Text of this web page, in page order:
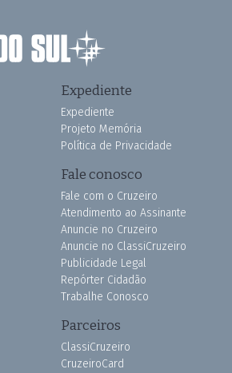
Expediente
Expediente
Projeto Memória
Política de Privacidade
Fale conosco
Fale com o Cruzeiro
Atendimento ao Assinante
Anuncie no Cruzeiro
Anuncie no ClassiCruzeiro
Publicidade Legal
Repórter Cidadão
Trabalhe Conosco
Parceiros
ClassiCruzeiro
CruzeiroCard